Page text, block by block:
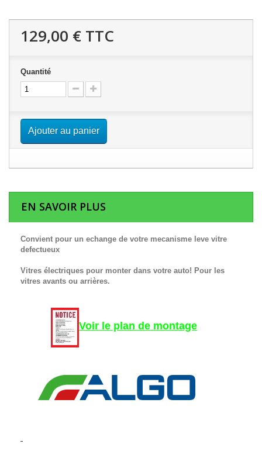
129,00 € TTC
Quantité
Ajouter au panier
EN SAVOIR PLUS
Convient pour un echange de votre mecanisme leve vitre
defectueux
Vitres électriques pour monter dans votre auto! Pour les
vitres avants ou arrières.
Voir le plan de montage